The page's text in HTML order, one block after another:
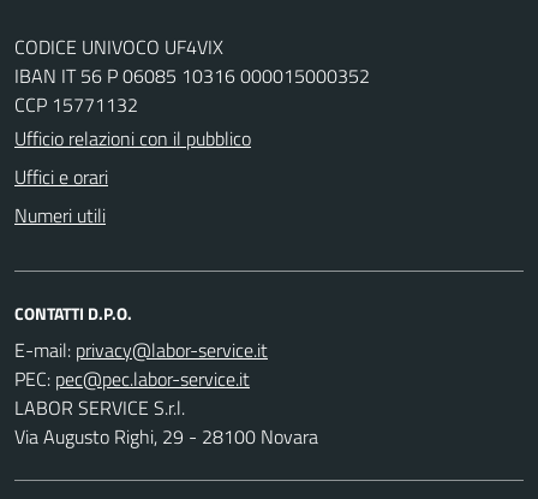
CODICE UNIVOCO UF4VIX
IBAN IT 56 P 06085 10316 000015000352
CCP 15771132
Ufficio relazioni con il pubblico
Uffici e orari
Numeri utili
CONTATTI D.P.O.
E-mail:
PEC:
LABOR SERVICE S.r.l.
Via Augusto Righi, 29 - 28100 Novara